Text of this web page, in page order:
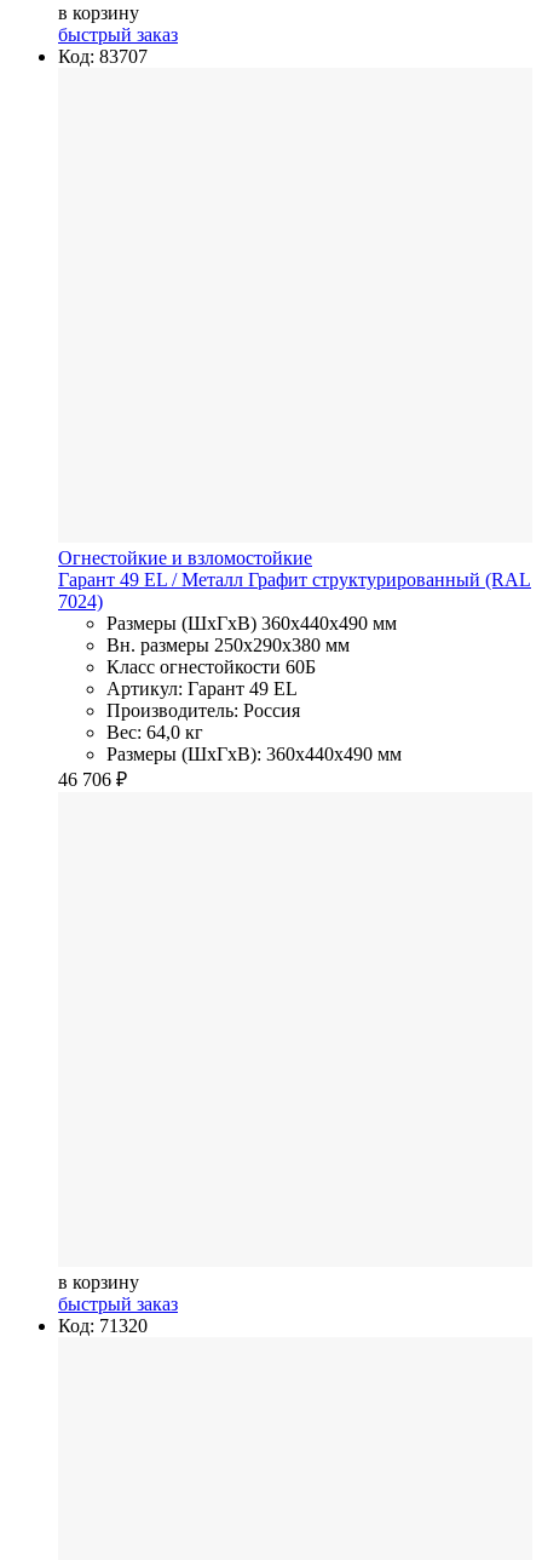
в корзину
быстрый заказ
Код: 83707
Огнестойкие и взломостойкие
Гарант 49 EL / Металл Графит структурированный (RAL
7024)
Размеры (ШхГхВ) 360x440x490 мм
Вн. размеры 250x290х380 мм
Класс огнестойкости 60Б
Артикул: Гарант 49 EL
Производитель: Россия
Вес: 64,0 кг
Размеры (ШхГхВ): 360x440x490 мм
46 706 ₽
в корзину
быстрый заказ
Код: 71320